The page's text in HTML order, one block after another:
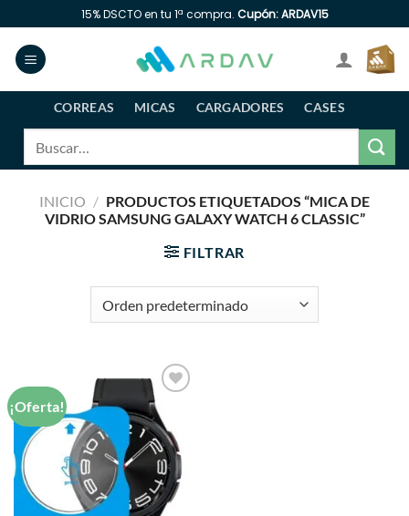
al
contenido
15% DSCTO en tu 1ª compra. Cupón: ARDAV15
CORREAS MICAS CARGADORES
CASES
INICIO / PRODUCTOS ETIQUETADOS “MICA DE
VIDRIO SAMSUNG GALAXY WATCH 6 CLASSIC”
FILTRAR
¡Oferta!
Añadir
a la
lista de
deseos